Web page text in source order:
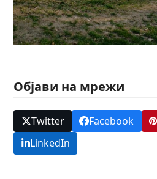
Објави на мрежи
Twitter Facebook
LinkedIn